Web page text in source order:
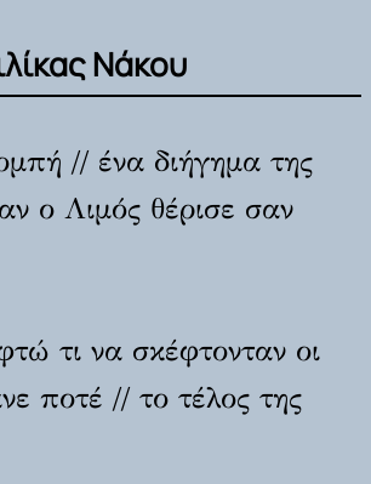
Νάκου
// ένα διήγημα της
ο Λιμός θέρισε σαν
τι να σκέφτονταν οι
ποτέ // το τέλος της